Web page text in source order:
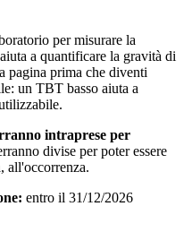
per misurare la
a quantificare la gravità di
pagina prima che diventi
un TBT basso aiuta a
intraprese per
divise per poter essere
all'occorrenza.
entro il 31/12/2026